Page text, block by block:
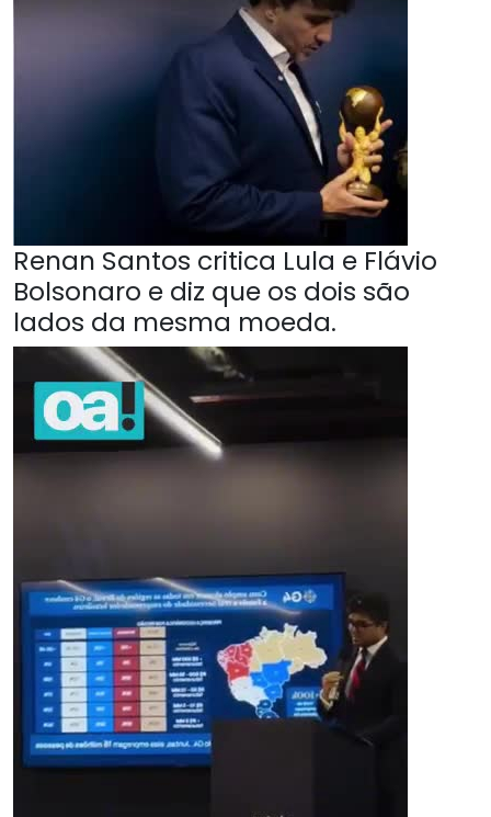
Renan Santos critica Lula e Flávio
Bolsonaro e diz que os dois são
lados da mesma moeda.